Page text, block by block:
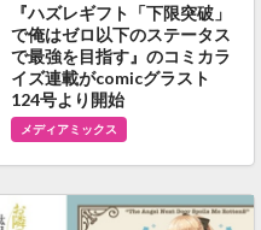
『ハズレギフト「下限突破」
で俺はゼロ以下のステータス
で最強を目指す』のコミカラ
イズ連載がcomicグラスト
124号より開始
メディアミックス